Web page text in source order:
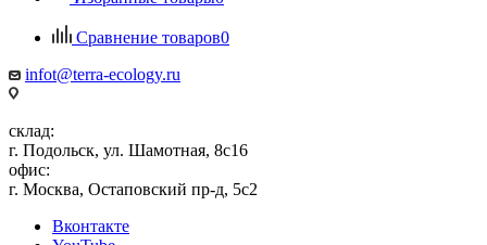
Сравнение товаров0
infot@terra-ecology.ru
склад:
г. Подольск, ул. Шамотная, 8с16
офис:
г. Москва, Остаповский пр-д, 5с2
Вконтакте